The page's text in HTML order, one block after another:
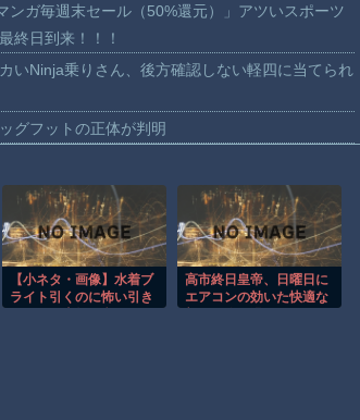
ンガ毎週末セール（50%還元）」アツいスポーツ
終日到来！！！
カいNinja乗りさん、後方確認しない軽四に当てられ
ッグフットの正体が判明
のティパンコーン王子が日本人女性とデートか？
ドイン韓国で認めてるもの 「キムチ」あと3つ
ツさMax！心も踊る「マンガ毎週末セール（50%
【小ネタ・画像】水着ブ
ライト引くのに怖い引き
高市終日皇帝、日曜日に
エアコンの効いた快適な